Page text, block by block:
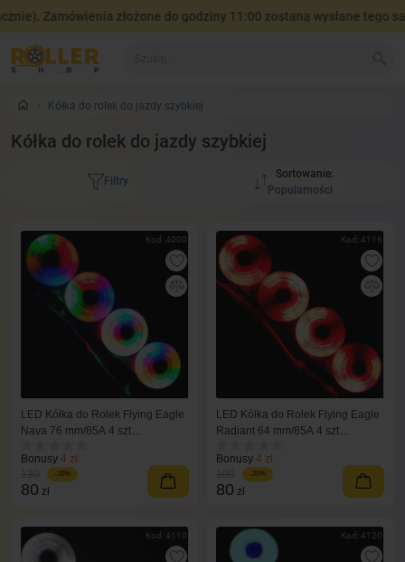
złożone do godziny 11:00 zostaną wysłane tego
Kółka do rolek do jazdy szybkiej
Kółka do rolek do jazdy szybkiej
Filtry
Sortowanie:
Kod: 4000
LED Kółka do Rolek Flying Eagle
Nava 76 mm/85A 4 szt
Bonusy 4 zł
-38%
80 zł
Kod: 4116
LED Kółka do Rolek Flying Eagle
Radiant 64 mm/85A 4 szt
Bonusy 4 zł
-20%
80 zł
Kod: 4110 Kod: 4120